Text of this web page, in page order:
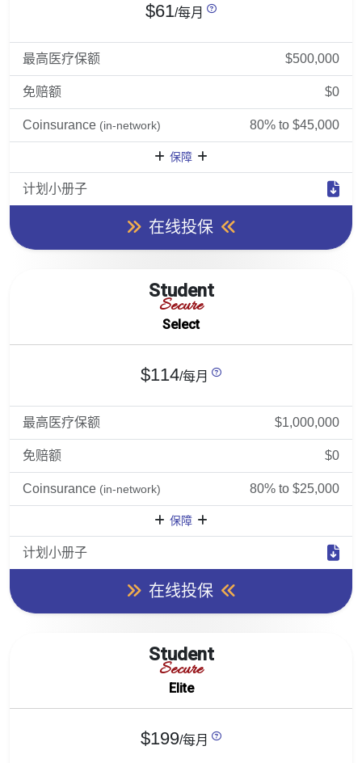
$61/每月
最高医疗保额 $500,000
免赔额 $0
Coinsurance (in-network) 80% to $45,000
保障
计划小册子
在线投保
Student
Secure
Select
$114/每月
最高医疗保额 $1,000,000
免赔额 $0
Coinsurance (in-network) 80% to $25,000
保障
计划小册子
在线投保
Student
Secure
Elite
$199/每月